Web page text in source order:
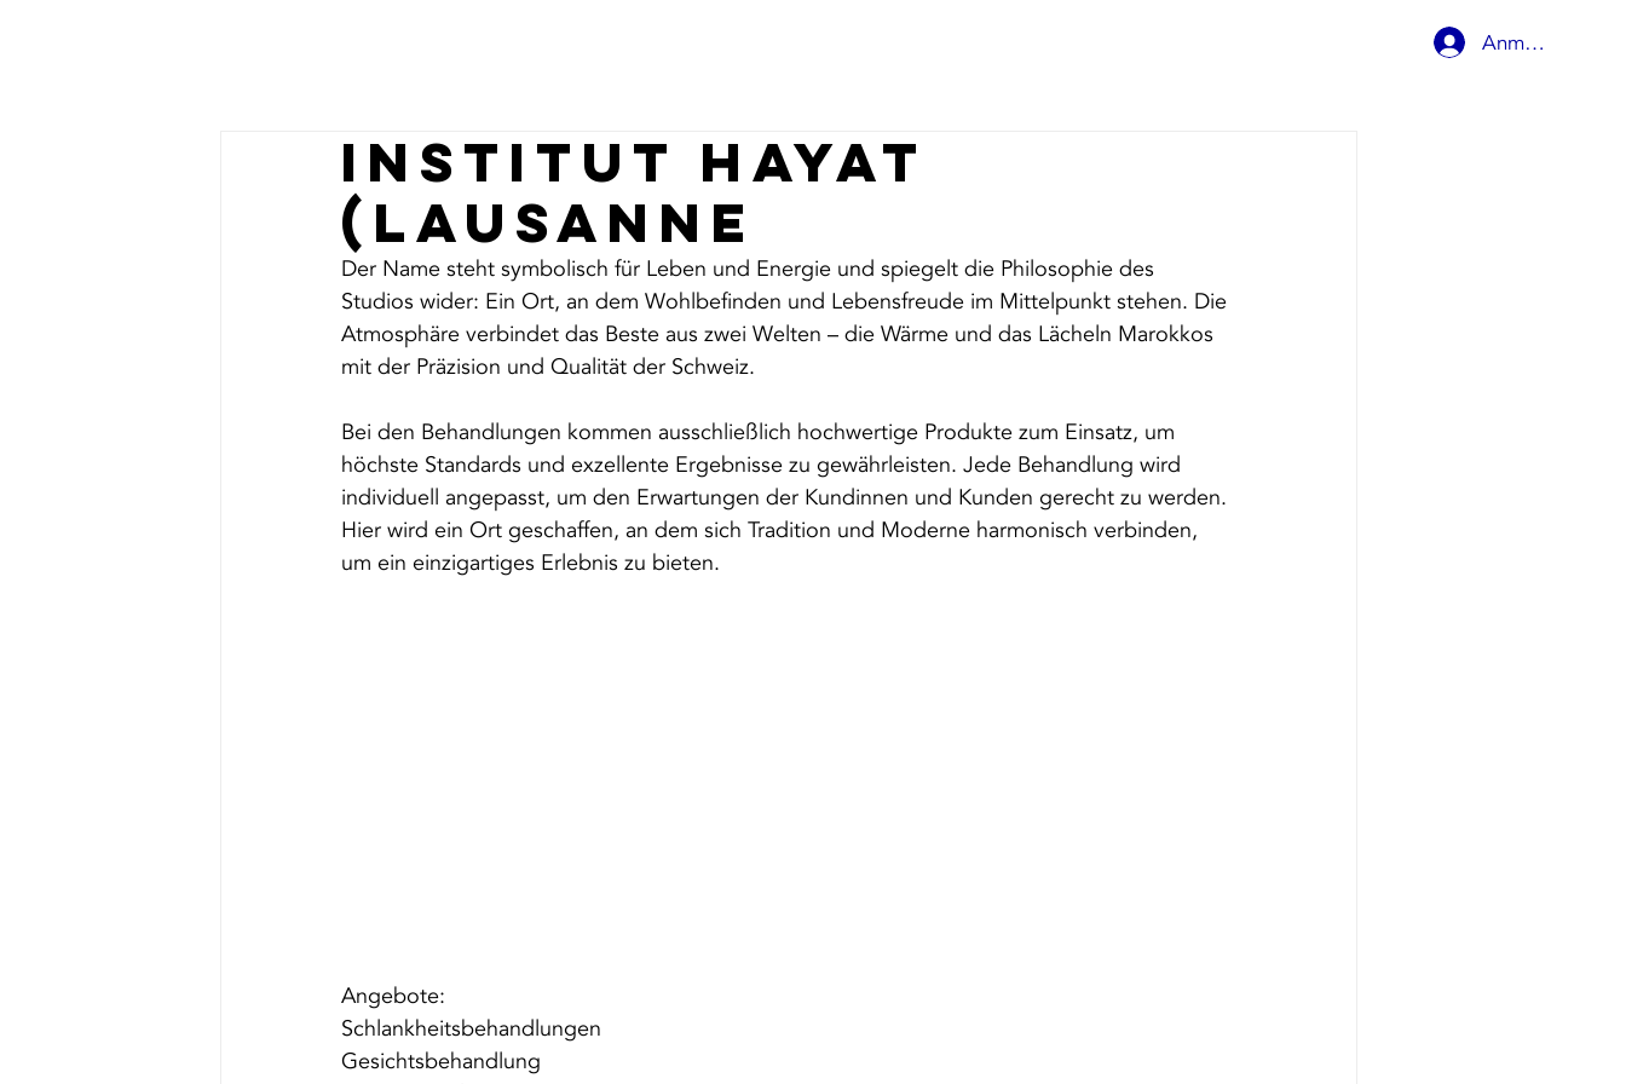
Anmelden
Institut Hayat
(Lausanne
Der Name steht symbolisch für Leben und Energie und spiegelt die Philosophie des
Studios wider: Ein Ort, an dem Wohlbefinden und Lebensfreude im Mittelpunkt stehen. Die
Atmosphäre verbindet das Beste aus zwei Welten – die Wärme und das Lächeln Marokkos
mit der Präzision und Qualität der Schweiz.
Bei den Behandlungen kommen ausschließlich hochwertige Produkte zum Einsatz, um
höchste Standards und exzellente Ergebnisse zu gewährleisten. Jede Behandlung wird
individuell angepasst, um den Erwartungen der Kundinnen und Kunden gerecht zu werden.
Hier wird ein Ort geschaffen, an dem sich Tradition und Moderne harmonisch verbinden,
um ein einzigartiges Erlebnis zu bieten.
Angebote:
Schlankheitsbehandlungen
Gesichtsbehandlung